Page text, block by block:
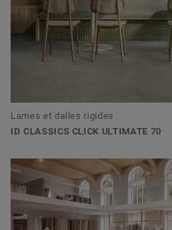
Lames et dalles rigides
ID CLASSICS CLICK ULTIMATE 70